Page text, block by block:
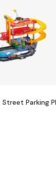
Parking